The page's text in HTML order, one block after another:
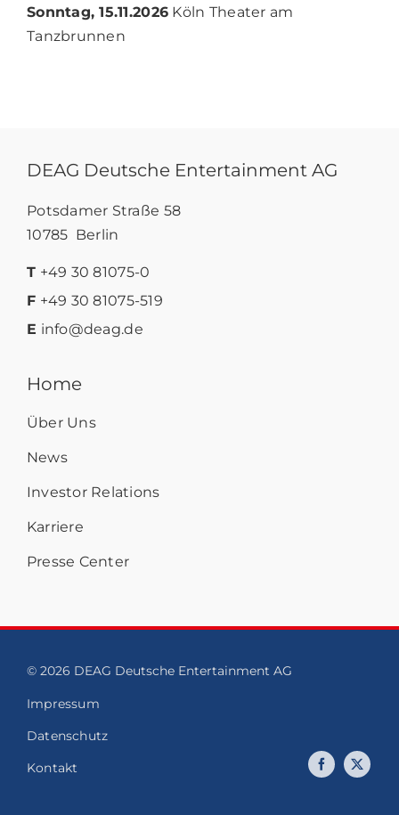
Sonntag, 15.11.2026 Köln Theater am
Tanzbrunnen
DEAG Deutsche Entertainment AG
Potsdamer Straße 58
10785 Berlin
T +49 30 81075-0
F +49 30 81075-519
E info@deag.de
Home
Über Uns
News
Investor Relations
Karriere
Presse Center
© 2026 DEAG Deutsche Entertainment AG
Impressum
Datenschutz
Kontakt